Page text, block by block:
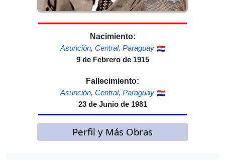
Nacimiento:
Asunción, Central, Paraguay
9 de Febrero de 1915
Fallecimiento:
Asunción, Central, Paraguay
23 de Junio de 1981
Perfil y Más Obras